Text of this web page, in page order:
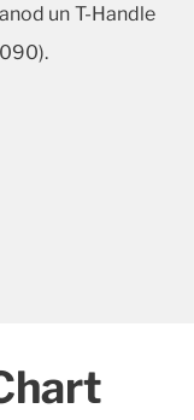
un T-Handle